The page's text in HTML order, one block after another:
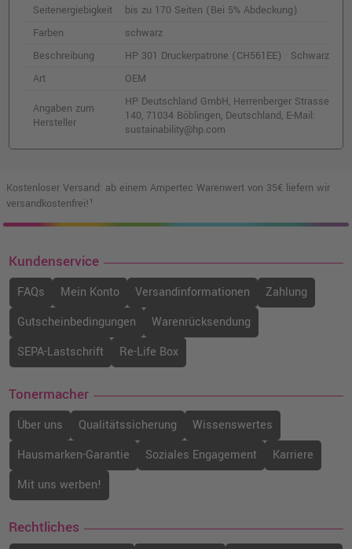
Seitenergiebigkeit
bis zu 170 Seiten (Bei 5% Abdeckung)
Farben
schwarz
Beschreibung
HP 301 Druckerpatrone (CH561EE) · Schwarz
Art
OEM
Angaben zum
Hersteller
HP Deutschland GmbH, Herrenberger Strasse
140, 71034 Böblingen, Deutschland, E-Mail:
sustainability@hp.com
Kostenloser Versand: ab einem Ampertec Warenwert von 35€ liefern wir
versandkostenfrei!¹
Kundenservice
FAQs Mein Konto Versandinformationen
Zahlung
Gutscheinbedingungen
Warenrücksendung
SEPA-Lastschrift
Re-Life Box
Tonermacher
Über uns Qualitätssicherung
Wissenswertes
Hausmarken-Garantie
Soziales Engagement
Karriere
Mit uns werben!
Rechtliches